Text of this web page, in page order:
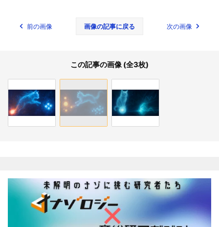
前の画像 画像の記事に戻る 次の画像
この記事の画像 (全3枚)